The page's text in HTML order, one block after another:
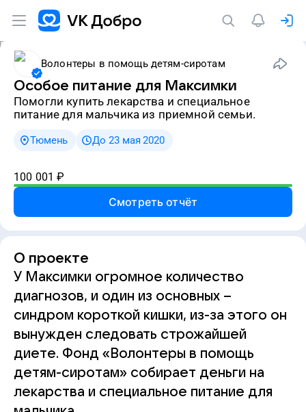
Волонтеры в помощь детям-сиротам
Особое питание для Максимки
Помогли купить лекарства и специальное
питание для мальчика из приемной семьи.
Тюмень До 23 мая 2020
100 001 ₽
Смотреть отчёт
О проекте
У Максимки огромное количество
диагнозов, и один из основных –
синдром короткой кишки, из-за этого он
вынужден следовать строжайшей
диете. Фонд «Волонтеры в помощь
детям-сиротам» собирает деньги на
лекарства и специальное питание для